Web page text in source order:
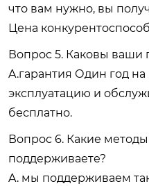
что вам нужно, вы
Цена
Вопрос 5. Каковы ваши
A.гарантия Один год
эксплуатацию и
бесплатно.
Вопрос 6. Какие
поддерживаете?
A. мы поддерживаем